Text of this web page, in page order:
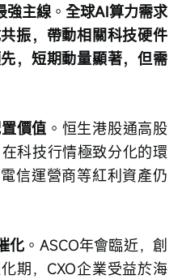
強主線。 全球AI算力需求
振，帶動相關科技硬件
，短期動量顯著，但需
價值 。恒生港股通高股
科技行情極致分化的環
信運營商等紅利資產仍
化 。ASCO年會臨近，創
期，CXO企業受益於海